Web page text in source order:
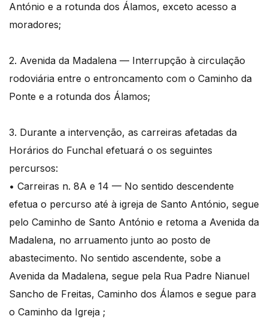
António e a rotunda dos Álamos, exceto acesso a
moradores;
2. Avenida da Madalena — Interrupção à circulação
rodoviária entre o entroncamento com o Caminho da
Ponte e a rotunda dos Álamos;
3. Durante a intervenção, as carreiras afetadas da
Horários do Funchal efetuará o os seguintes
percursos:
• Carreiras n. 8A e 14 — No sentido descendente
efetua o percurso até à igreja de Santo António, segue
pelo Caminho de Santo António e retoma a Avenida da
Madalena, no arruamento junto ao posto de
abastecimento. No sentido ascendente, sobe a
Avenida da Madalena, segue pela Rua Padre NianueI
Sancho de Freitas, Caminho dos Álamos e segue para
o Caminho da Igreja ;